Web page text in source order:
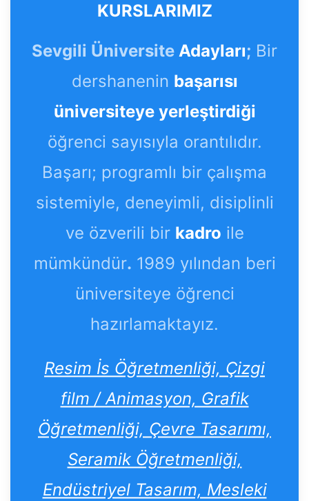
KURSLARIMIZ
Sevgili Üniversite Adayları; Bir
dershanenin başarısı
üniversiteye yerleştirdiği
öğrenci sayısıyla orantılıdır.
Başarı; programlı bir çalışma
sistemiyle, deneyimli, disiplinli
ve özverili bir kadro ile
mümkündür. 1989 yılından beri
üniversiteye öğrenci
hazırlamaktayız.
Resim İs Öğretmenliği, Çizgi
film / Animasyon, Grafik
Öğretmenliği, Çevre Tasarımı,
Seramik Öğretmenliği,
Endüstriyel Tasarım, Mesleki